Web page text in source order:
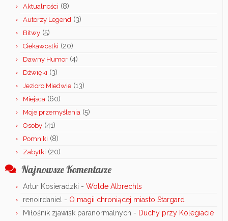
Aktualności (8)
Autorzy Legend (3)
Bitwy (5)
Ciekawostki (20)
Dawny Humor (4)
Dźwięki (3)
Jezioro Miedwie (13)
Miejsca (60)
Moje przemyślenia (5)
Osoby (41)
Pomniki (8)
Zabytki (20)
Najnowsze Komentarze
Artur Kosieradzki - Wolde Albrechts
renoirdaniel - O magii chroniącej miasto Stargard
Miłośnik zjawisk paranormalnych - Duchy przy Kolegiacie